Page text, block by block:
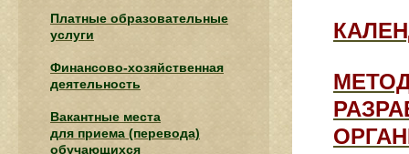
Платные образовательные
услуги
Финансово-хозяйственная
деятельность
Вакантные места
для приема (перевода)
обучающихся